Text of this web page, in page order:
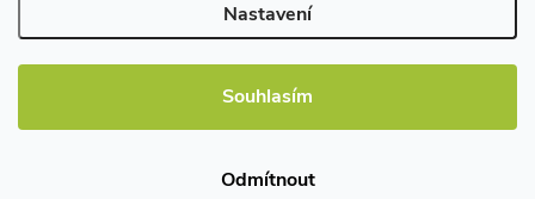
Nastavení
Souhlasím
Odmítnout